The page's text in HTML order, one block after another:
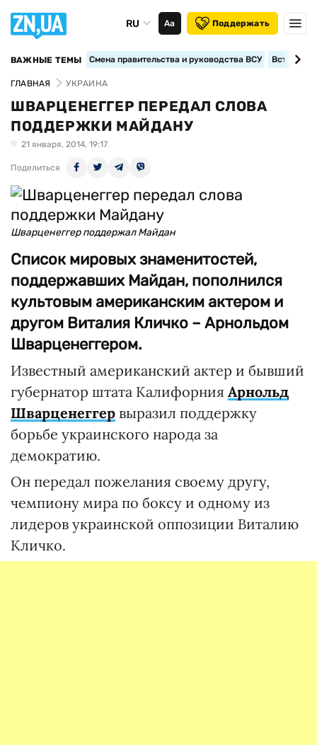
RU Аа Поддержать
ВАЖНЫЕ ТЕМЫ Смена правительства и руководства ВСУ
ГЛАВНАЯ УКРАИНА
ШВАРЦЕНЕГГЕР ПЕРЕДАЛ СЛОВА
ПОДДЕРЖКИ МАЙДАНУ
21 января, 2014, 19:17
Поделиться
Шварценеггер поддержал Майдан
Список мировых знаменитостей,
поддержавших Майдан, пополнился
культовым американским актером и
другом Виталия Кличко – Арнольдом
Шварценеггером.
Известный американский актер и бывший
губернатор штата Калифорния Арнольд
Шварценеггер выразил поддержку
борьбе украинского народа за
демократию.
Он передал пожелания своему другу,
чемпиону мира по боксу и одному из
лидеров украинской оппозиции Виталию
Кличко.